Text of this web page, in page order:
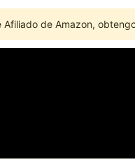
Afiliado de Amazon,